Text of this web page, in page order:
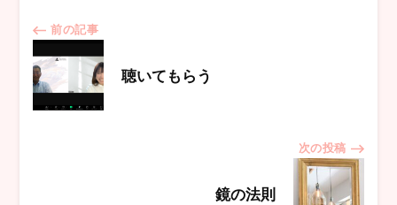
投
稿
ナ
前の記事
聴いてもらう
次の投稿
鏡の法則